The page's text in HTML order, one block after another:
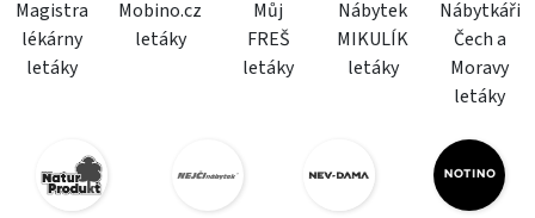
Magistra
lékárny
letáky
Mobino.cz
letáky
Můj
FREŠ
letáky
Nábytek
MIKULÍK
letáky
Nábytkáři
Čech a
Moravy
letáky